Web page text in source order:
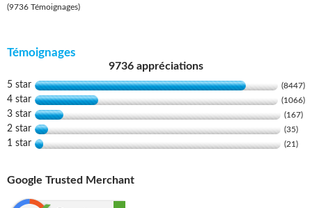
(9736 Témoignages)
Témoignages
9736 appréciations
5 star (8447)
4 star (1066)
3 star (167)
2 star (35)
1 star (21)
Google Trusted Merchant